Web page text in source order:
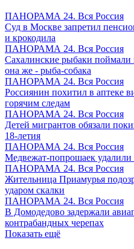
ПАНОРАМА 24. Вся Россия
Суд в Москве запретил
и крокодила
ПАНОРАМА 24. Вся Россия
Сахалинские рыбаки
она же - рыба-собака
ПАНОРАМА 24. Вся Россия
Россиянин похитил в аптеке
горячим следам
ПАНОРАМА 24. Вся Россия
Детей мигрантов обязали
18-летия
ПАНОРАМА 24. Вся Россия
Медвежат-попрошаек удалили
ПАНОРАМА 24. Вся Россия
Жительница Приамурья
ударом скалки
ПАНОРАМА 24. Вся Россия
В Домодедово задержали
контрабандных черепах
Показать ещё